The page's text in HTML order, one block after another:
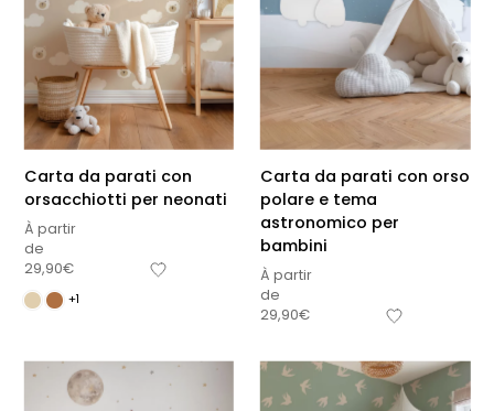
Carta da parati con
orsacchiotti per neonati
À partir
de
29,90€
+1
Carta da parati con orso
polare e tema
astronomico per
bambini
À partir
de
29,90€